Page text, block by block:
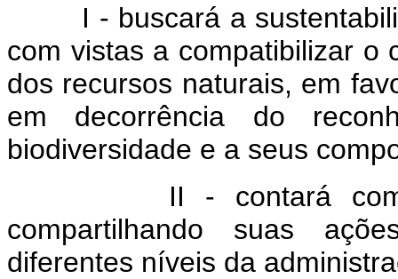
I - buscará a
com vistas a compatibilizar o
dos recursos naturais, em
em decorrência do
biodiversidade e a seus
II - contará com
compartilhando suas
diferentes níveis da